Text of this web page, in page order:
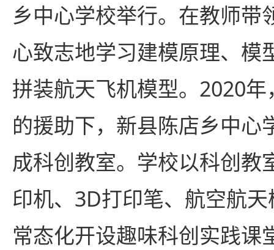
乡中心学校举行。在教师带
心致志地学习建模原理、模
拼装航天飞机模型。2020
的援助下，新县陈店乡中心
成科创教室。学校以科创教
印机、3D打印笔、航空航
常态化开设趣味科创实践课